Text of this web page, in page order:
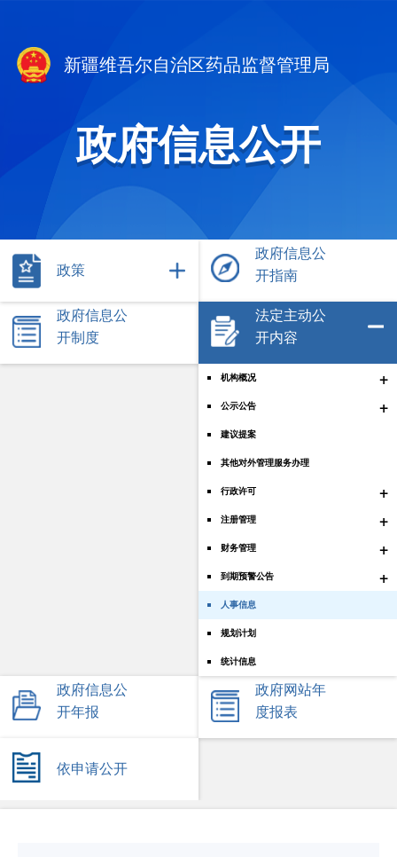
新疆维吾尔自治区药品监督管理局
政府信息公开
政策
政府信息公
开指南
政府信息公
开制度
法定主动公
开内容
机构概况 +
公示公告 +
建议提案
其他对外管理服务办理
行政许可 +
注册管理 +
财务管理 +
到期预警公告 +
人事信息
规划计划
统计信息
政府信息公
开年报
政府网站年
度报表
依申请公开